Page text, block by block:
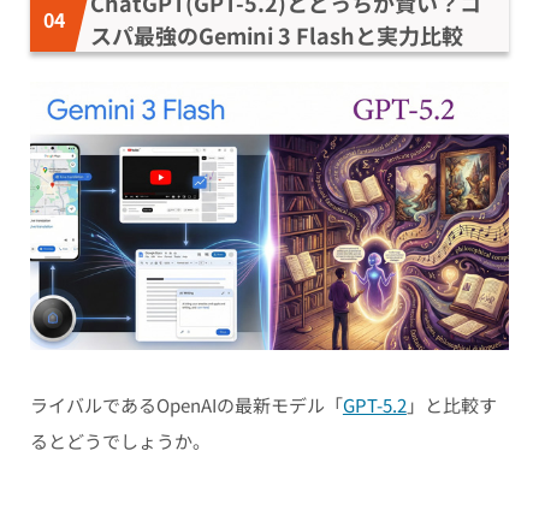
スパ最強のGemini 3 Flashと実力比較
ライバルであるOpenAIの最新モデル「GPT-5.2」と比較す
るとどうでしょうか。